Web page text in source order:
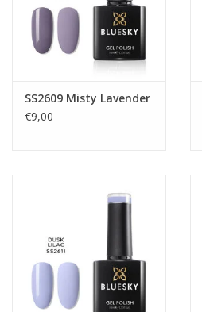
SS2609 Misty Lavender
€9,00